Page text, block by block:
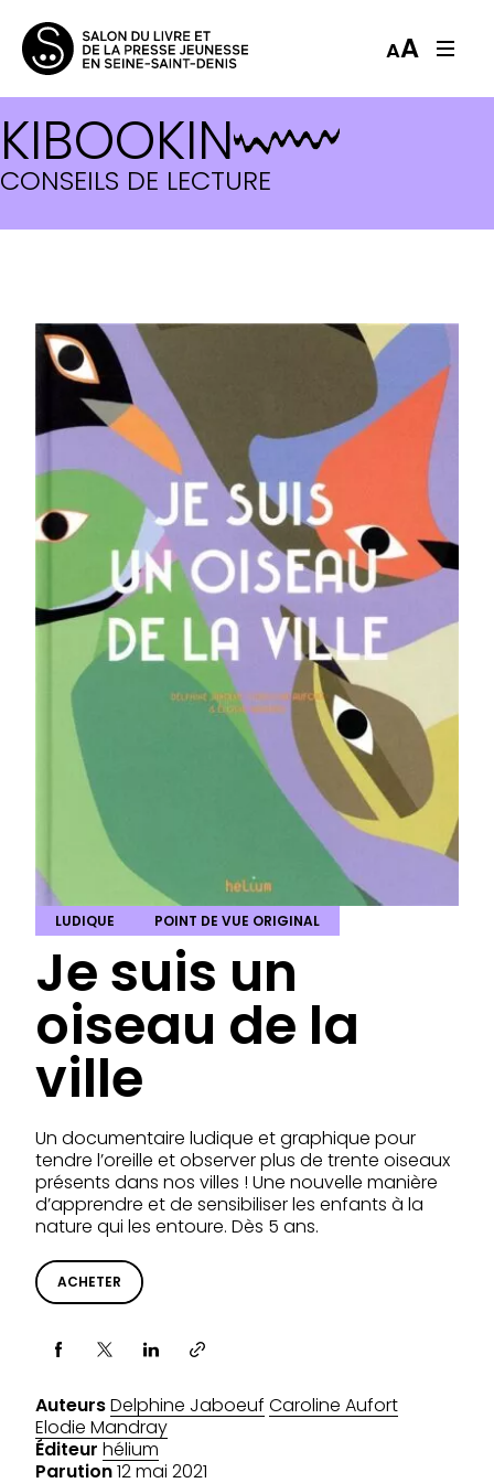
AA
KIBOOKIN
CONSEILS DE LECTURE
LUDIQUE POINT DE VUE ORIGINAL
Je suis un
oiseau de la
ville
Un documentaire ludique et graphique pour
tendre l’oreille et observer plus de trente oiseaux
présents dans nos villes ! Une nouvelle manière
d’apprendre et de sensibiliser les enfants à la
nature qui les entoure. Dès 5 ans.
ACHETER
Partager via
AuteursDelphine Jaboeuf Caroline Aufort
Elodie Mandray
Éditeur hélium
Parution12 mai 2021